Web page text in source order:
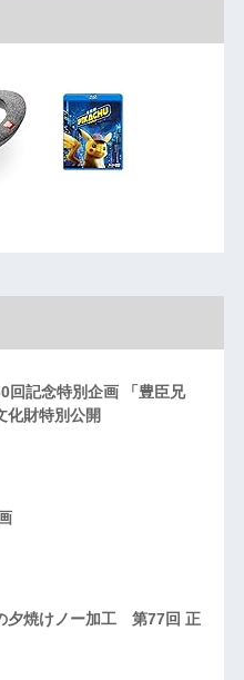
回記念特別企画 「豊臣兄
化財特別公開
夕焼けノー加工 第77回 正